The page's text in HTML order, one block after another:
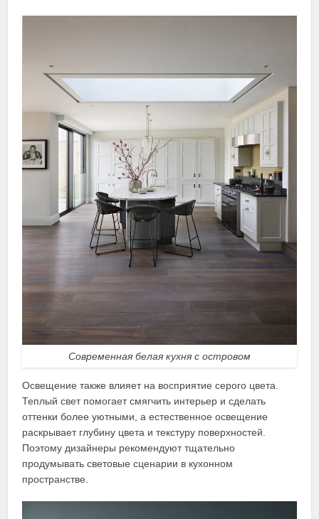
Современная белая кухня с островом
Освещение также влияет на восприятие серого цвета.
Теплый свет помогает смягчить интерьер и сделать
оттенки более уютными, а естественное освещение
раскрывает глубину цвета и текстуру поверхностей.
Поэтому дизайнеры рекомендуют тщательно
продумывать световые сценарии в кухонном
пространстве.